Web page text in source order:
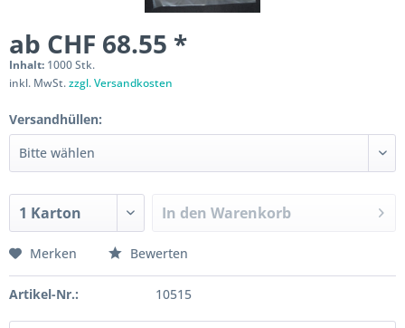
ab CHF 68.55 *
Inhalt: 1000 Stk.
inkl. MwSt.zzgl. Versandkosten
Versandhüllen:
In den Warenkorb
Merken Bewerten
Artikel-Nr.: 10515